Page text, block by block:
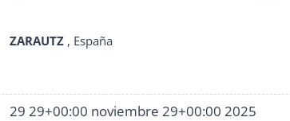
ZARAUTZ , España
29 29+00:00 noviembre 29+00:00 2025